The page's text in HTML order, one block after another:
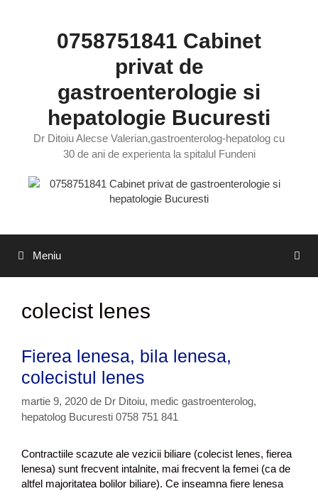
0758751841 Cabinet
privat de
gastroenterologie si
hepatologie Bucuresti
Dr Ditoiu Alecse Valerian,gastroenterolog-hepatolog cu
30 de ani de experienta la spitalul Fundeni
Meniu
colecist lenes
Fierea lenesa, bila lenesa,
colecistul lenes
martie 9, 2020 de Dr Ditoiu, medic gastroenterolog,
hepatolog Bucuresti 0758 751 841
Contractiile scazute ale vezicii biliare (colecist lenes, fierea
lenesa) sunt frecvent intalnite, mai frecvent la femei (ca de
altfel majoritatea bolilor biliare). Ce inseamna fiere lenesa